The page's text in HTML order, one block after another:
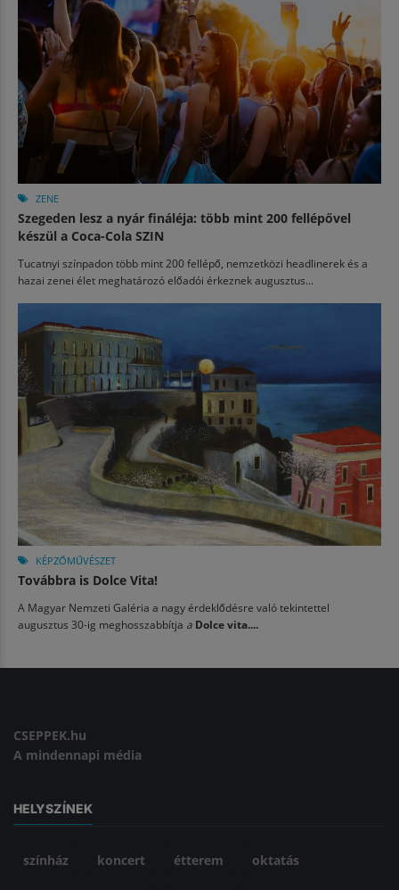
ZENE
Szegeden lesz a nyár fináléja: több mint 200 fellépővel
készül a Coca-Cola SZIN
Tucatnyi színpadon több mint 200 fellépő, nemzetközi headlinerek és a
hazai zenei élet meghatározó előadói érkeznek augusztus...
KÉPZŐMŰVÉSZET
Továbbra is Dolce Vita!
A Magyar Nemzeti Galéria a nagy érdeklődésre való tekintettel
augusztus 30-ig meghosszabbítja a Dolce vita....
CSEPPEK.hu
A mindennapi média
HELYSZÍNEK
színház koncert étterem oktatás